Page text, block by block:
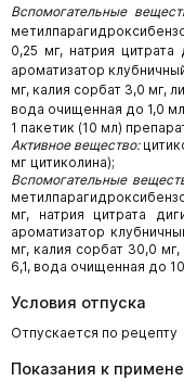
Вспомогательные
0,25 мг, натрия
ароматизатор
мг, калия сорбат 3,0 мг,
вода очищенная до 1,0
1 пакетик (10 мл)
Активное вещество:
мг цитиколина);
Вспомогательные
мг, натрия цитрата
ароматизатор
мг, калия сорбат 30,0
6,1, вода очищенная до
Условия отпуска
Отпускается по рецепту
Показания к